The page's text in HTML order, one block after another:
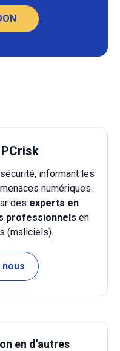
informant les
numériques.
des experts en
professionnels en
(maliciels).
en d'autres